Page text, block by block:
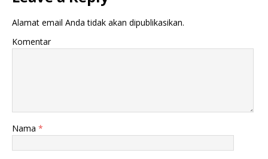
Alamat email Anda tidak akan dipublikasikan.
Komentar
Nama *